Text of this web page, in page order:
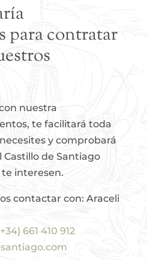
para contratar
nuestra
te facilitará toda
y comprobará
de Santiago
te interesen.
contactar con: Araceli
661 410 912